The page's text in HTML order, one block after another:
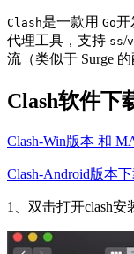
Clash是一款用 Go开
代理工具，支持 ss/
流（类似于 Surge 的
Clash软件下
Clash-Win版本 和
Clash-Android版本
1、双击打开clash安